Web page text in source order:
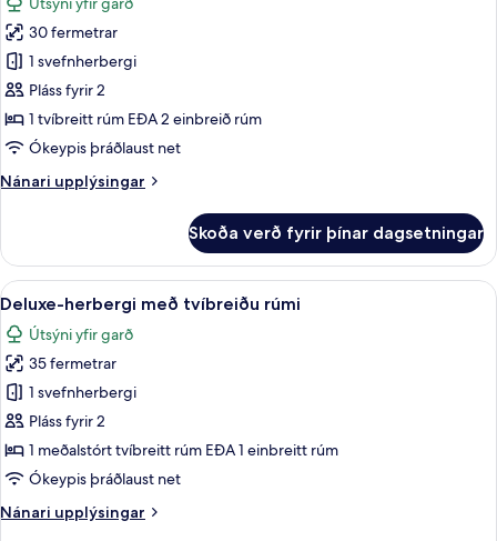
myndir
fyrir
Superior-
herbergi
fyrir
tvo
30 fermetrar
1 svefnherbergi
Pláss fyrir 2
1 tvíbreitt rúm EÐA 2 einbreið rúm
Ókeypis þráðlaust net
Nánari upplýsingar
Nánari
herbergi
fyrir
tvo
Skoða verð fyrir þínar dagsetningar
Skoða
allar
myndir
fyrir
Deluxe-
herbergi
með
tvíbreiðu
Deluxe-herbergi með tvíbreiðu rúmi
4
Deluxe-herbergi með tvíbreiðu rúmi
Útsýni yfir garð
35 fermetrar
1 svefnherbergi
Pláss fyrir 2
1 meðalstórt tvíbreitt rúm EÐA 1 einbreitt rúm
Ókeypis þráðlaust net
Nánari upplýsingar
Nánari